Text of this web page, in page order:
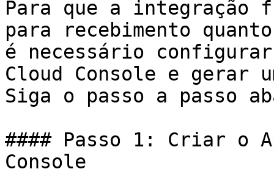
Para que a integração
para recebimento
é necessário
Cloud Console e gerar
Siga o passo a passo
#### Passo 1: Criar o
Console